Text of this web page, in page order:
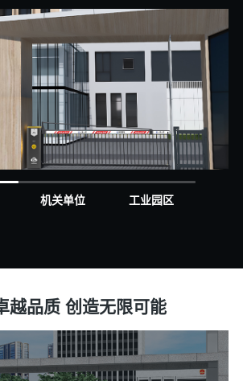
机关单位 工业园区
越品质 创造无限可能